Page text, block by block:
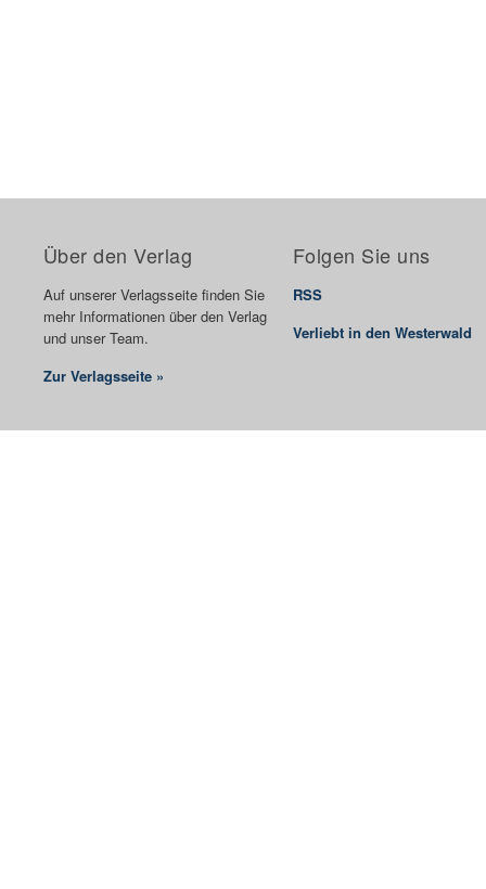
Über den Verlag
Auf unserer Verlagsseite finden Sie
mehr Informationen über den Verlag
und unser Team.
Zur Verlagsseite »
Folgen Sie uns
RSS
Verliebt in den Westerwald